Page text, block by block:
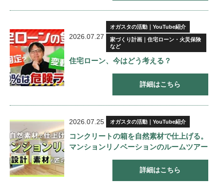
2026.07.27
オガスタの活動｜YouTube紹介
家づくり計画｜住宅ローン・火災保険
など
住宅ローン、今はどう考える？
詳細はこちら
2026.07.25 オガスタの活動｜YouTube紹介
コンクリートの箱を自然素材で仕上げる。
マンションリノベーションのルームツアー
詳細はこちら